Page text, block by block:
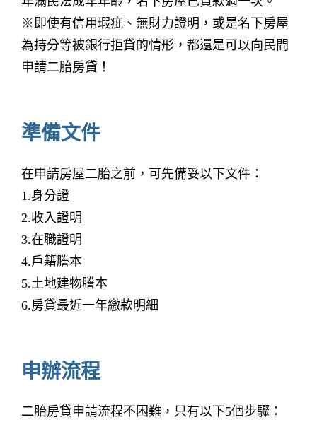
※即使有信用瑕疵、無財力證明，或是名下房屋
為持分等被銀行拒貸的情形，都還是可以向民間
申請二胎房貸！
準備文件
在申請房屋二胎之前，可先備妥以下文件：
1.身分證
2.收入證明
3.在職證明
4.戶籍謄本
5.土地建物謄本
6.房貸最近一年繳款明細
申辦流程
二胎房貸申請流程不困難，只有以下5個步驟：